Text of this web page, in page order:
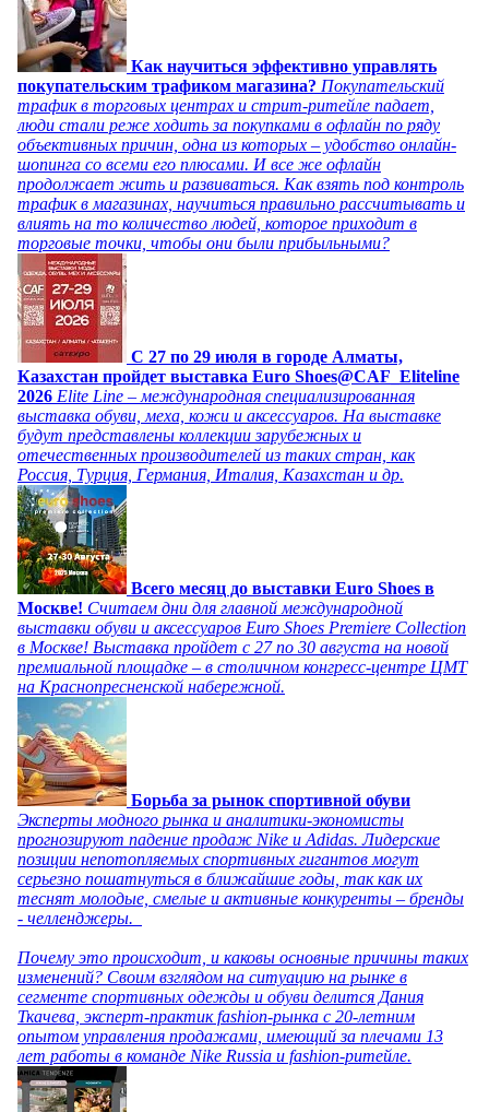
Как научиться эффективно управлять
покупательским трафиком магазина? Покупательский
трафик в торговых центрах и стрит-ритейле падает,
люди стали реже ходить за покупками в офлайн по ряду
объективных причин, одна из которых – удобство онлайн-
шопинга со всеми его плюсами. И все же офлайн
продолжает жить и развиваться. Как взять под контроль
трафик в магазинах, научиться правильно рассчитывать и
влиять на то количество людей, которое приходит в
торговые точки, чтобы они были прибыльными?
C 27 по 29 июля в городе Алматы,
Казахстан пройдет выставка Euro Shoes@CAF_Eliteline
2026 Elite Line – международная специализированная
выставка обуви, меха, кожи и аксессуаров. На выставке
будут представлены коллекции зарубежных и
отечественных производителей из таких стран, как
Россия, Турция, Германия, Италия, Казахстан и др.
Всего месяц до выставки Euro Shoes в
Москве! Считаем дни для главной международной
выставки обуви и аксессуаров Euro Shoes Premiere Collection
в Москве! Выставка пройдет с 27 по 30 августа на новой
премиальной площадке – в столичном конгресс-центре ЦМТ
на Краснопресненской набережной.
Борьба за рынок спортивной обуви
Эксперты модного рынка и аналитики-экономисты
прогнозируют падение продаж Nike и Adidas. Лидерские
позиции непотопляемых спортивных гигантов могут
серьезно пошатнуться в ближайшие годы, так как их
теснят молодые, смелые и активные конкуренты – бренды
- челленджеры.
Почему это происходит, и каковы основные причины таких
изменений? Своим взглядом на ситуацию на рынке в
сегменте спортивных одежды и обуви делится Дания
Ткачева, эксперт-практик fashion-рынка с 20-летним
опытом управления продажами, имеющий за плечами 13
лет работы в команде Nike Russia и fashion-ритейле.